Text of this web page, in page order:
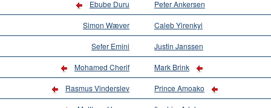
Ebube Duru Peter Ankersen
Simon Wæver Caleb Yirenkyi
Sefer Emini Justin Janssen
Mohamed Cherif Mark Brink
Rasmus Vinderslev Prince Amoako